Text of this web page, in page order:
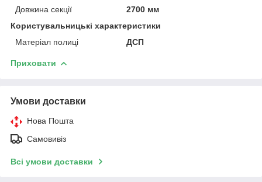
Довжина секції
2700 мм
Користувальницькі характеристики
Матеріал полиці
ДСП
Приховати
Умови доставки
Нова Пошта
Самовивіз
Всі умови доставки